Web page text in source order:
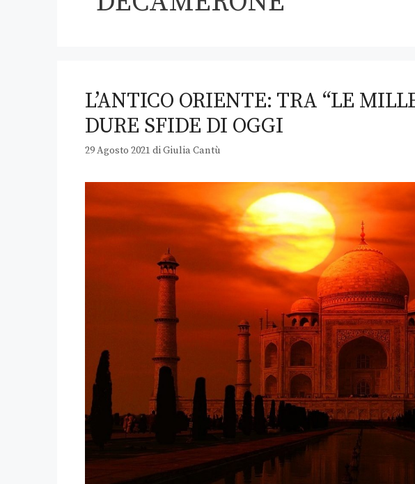
L’ANTICO ORIENTE: TRA “LE
DURE SFIDE DI OGGI
29 Agosto 2021 diGiulia Cantù